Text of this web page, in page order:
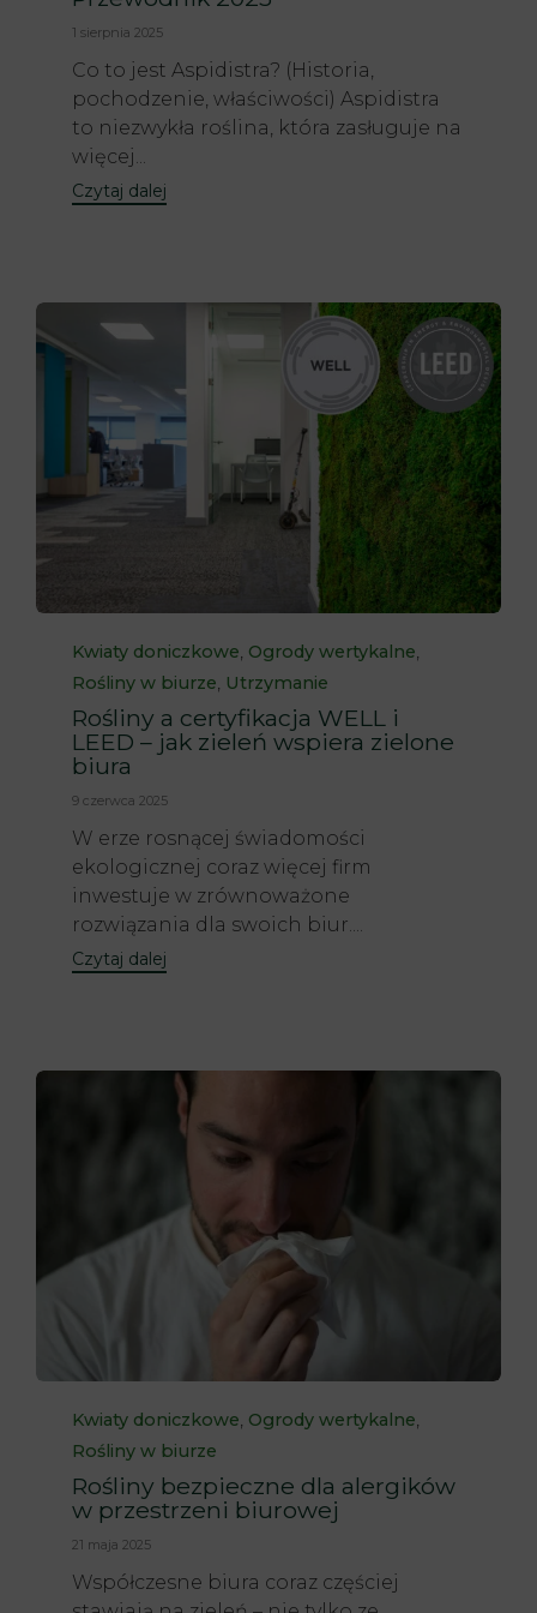
1 sierpnia 2025
Co to jest Aspidistra? (Historia,
pochodzenie, właściwości) Aspidistra
to niezwykła roślina, która zasługuje na
więcej...
Czytaj dalej
Category
Kwiaty doniczkowe, Ogrody wertykalne,
Rośliny w biurze, Utrzymanie
Rośliny a certyfikacja WELL i
LEED – jak zieleń wspiera zielone
biura
9 czerwca 2025
W erze rosnącej świadomości
ekologicznej coraz więcej firm
inwestuje w zrównoważone
rozwiązania dla swoich biur....
Czytaj dalej
Category
Kwiaty doniczkowe, Ogrody wertykalne,
Rośliny w biurze
Rośliny bezpieczne dla alergików
w przestrzeni biurowej
21 maja 2025
Współczesne biura coraz częściej